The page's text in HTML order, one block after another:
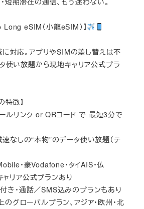
eSIM（小龍eSIM）】
対応。アプリやSIMの差し替えは不
使い放題から現地キャリア公式プラ
徴】
ールリンク or QRコード で 最短3分で
なしの“本物”のデータ使い放題（テ
・豪Vodafone・タイAIS・仏
リア公式プランあり
き・通話／SMS込みのプランもあり
グローバルプラン、アジア・欧州・北